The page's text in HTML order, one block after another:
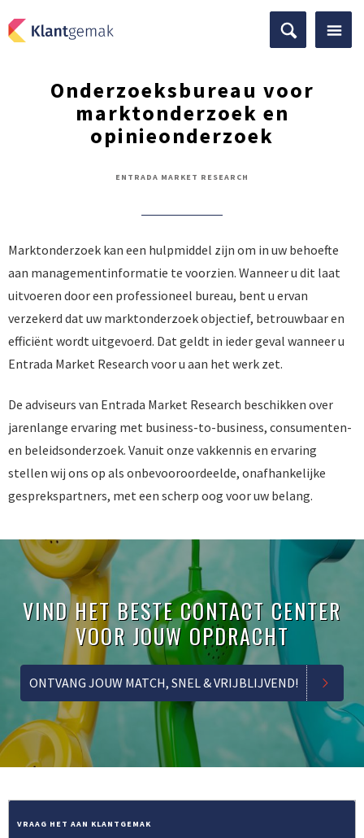
Onderzoeksbureau voor
marktonderzoek en
opinieonderzoek
ENTRADA MARKET RESEARCH
Marktonderzoek kan een hulpmiddel zijn om in uw behoefte
aan managementinformatie te voorzien. Wanneer u dit laat
uitvoeren door een professioneel bureau, bent u ervan
verzekerd dat uw marktonderzoek objectief, betrouwbaar en
efficiënt wordt uitgevoerd. Dat geldt in ieder geval wanneer u
Entrada Market Research voor u aan het werk zet.
De adviseurs van Entrada Market Research beschikken over
jarenlange ervaring met business-to-business, consumenten-
en beleidsonderzoek. Vanuit onze vakkennis en ervaring
stellen wij ons op als onbevooroordeelde, onafhankelijke
gesprekspartners, met een scherp oog voor uw belang.
VIND HET BESTE CONTACT CENTER
VOOR JOUW OPDRACHT
ONTVANG JOUW MATCH, SNEL & VRIJBLIJVEND!
VRAAG HET AAN KLANTGEMAK